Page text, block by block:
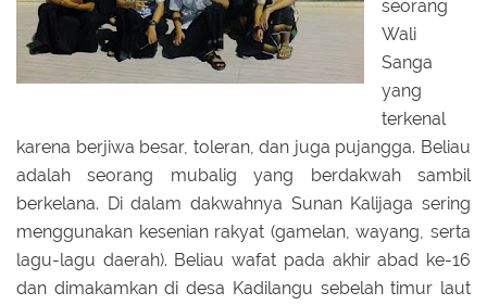
seorang
Wali
Sanga
yang
terkenal
karena berjiwa besar, toleran, dan juga pujangga. Beliau
adalah seorang mubalig yang berdakwah sambil
berkelana. Di dalam dakwahnya Sunan Kalijaga sering
menggunakan kesenian rakyat (gamelan, wayang, serta
lagu-lagu daerah). Beliau wafat pada akhir abad ke-16
dan dimakamkan di desa Kadilangu sebelah timur laut